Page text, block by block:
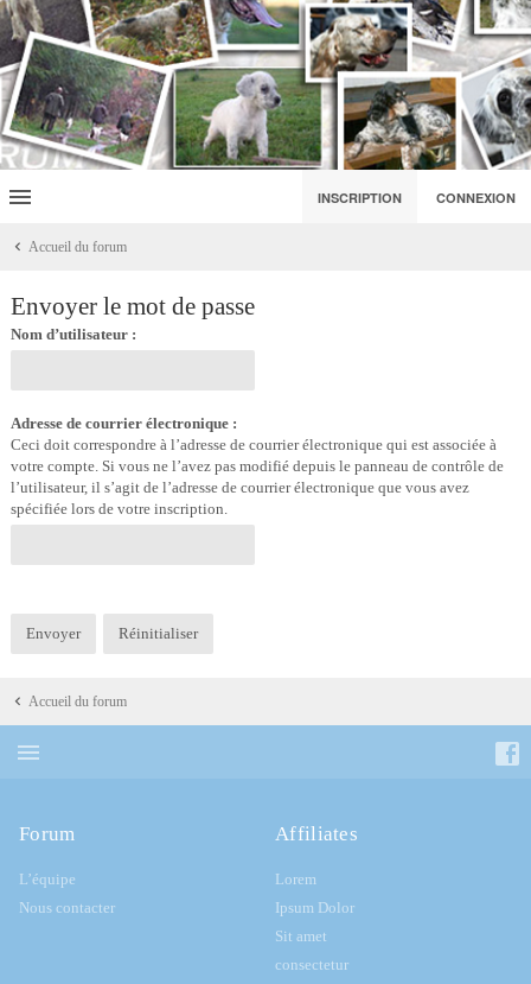
INSCRIPTION CONNEXION
Accueil du forum
Envoyer le mot de passe
Nom d’utilisateur :
Adresse de courrier électronique :
Ceci doit correspondre à l’adresse de courrier électronique qui est associée à
votre compte. Si vous ne l’avez pas modifié depuis le panneau de contrôle de
l’utilisateur, il s’agit de l’adresse de courrier électronique que vous avez
spécifiée lors de votre inscription.
Accueil du forum
Forum
L’équipe
Nous contacter
Affiliates
Lorem
Ipsum Dolor
Sit amet
consectetur